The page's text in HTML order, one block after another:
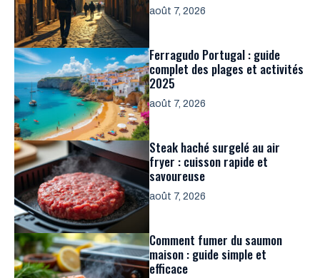
août 7, 2026
Ferragudo Portugal : guide
complet des plages et activités
2025
août 7, 2026
Steak haché surgelé au air
fryer : cuisson rapide et
savoureuse
août 7, 2026
Comment fumer du saumon
maison : guide simple et
efficace